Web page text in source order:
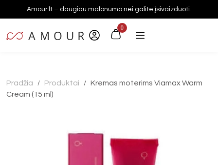
Amour.lt – daugiau malonumo nei galite įsivaizduoti.
0
Pradžia / Produktai /
Kremas moterims Viamax Warm
Cream (15 ml)